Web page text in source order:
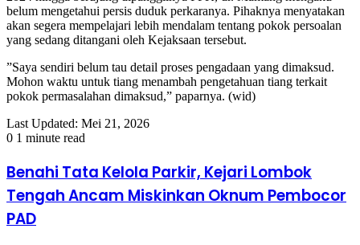
belum mengetahui persis duduk perkaranya. Pihaknya menyatakan
akan segera mempelajari lebih mendalam tentang pokok persoalan
yang sedang ditangani oleh Kejaksaan tersebut.
​”Saya sendiri belum tau detail proses pengadaan yang dimaksud.
Mohon waktu untuk tiang menambah pengetahuan tiang terkait
pokok permasalahan dimaksud,” paparnya. (wid)
Last Updated: Mei 21, 2026
0 1 minute read
Benahi Tata Kelola Parkir, Kejari Lombok
Tengah Ancam Miskinkan Oknum Pembocor
PAD